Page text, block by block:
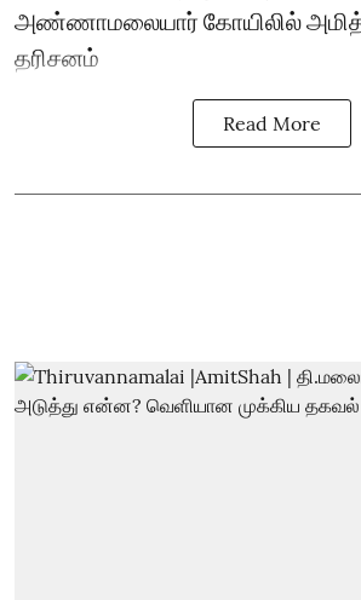
அண்ணாமலையார் கோயிலில்
தரிசனம்
Read More